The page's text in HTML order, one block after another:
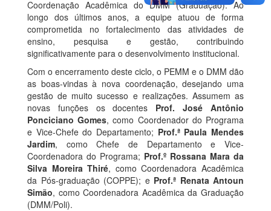
Coordenação Acadêmica do DMM (Graduação). Ao
longo dos últimos anos, a equipe atuou de forma
comprometida no fortalecimento das atividades de
ensino, pesquisa e gestão, contribuindo
significativamente para o desenvolvimento institucional.
Com o encerramento deste ciclo, o PEMM e o DMM dão
as boas-vindas à nova coordenação, desejando uma
gestão de muito sucesso e realizações. Assumem as
novas funções os docentes Prof. José Antônio
Ponciciano Gomes, como Coordenador do Programa
e Vice-Chefe do Departamento; Prof.ª Paula Mendes
Jardim, como Chefe de Departamento e Vice-
Coordenadora do Programa; Prof.º Rossana Mara da
Silva Moreira Thiré, como Coordenadora Acadêmica
da Pós-graduação (COPPE); e Prof.ª Renata Antoun
Simão, como Coordenadora Acadêmica da Graduação
(DMM/Poli).